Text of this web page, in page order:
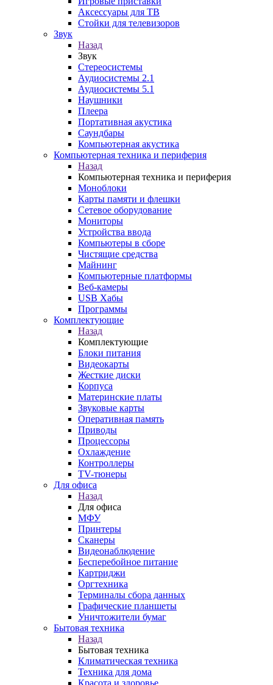
Аксессуары для ТВ
Стойки для телевизоров
Звук
Назад
Звук
Стереосистемы
Аудиосистемы 2.1
Аудиосистемы 5.1
Наушники
Плеера
Портативная акустика
Саундбары
Компьютерная акустика
Компьютерная техника и периферия
Назад
Компьютерная техника и периферия
Моноблоки
Карты памяти и флешки
Сетевое оборудование
Мониторы
Устройства ввода
Компьютеры в сборе
Чистящие средства
Майнинг
Компьютерные платформы
Веб-камеры
USB Хабы
Программы
Комплектующие
Назад
Комплектующие
Блоки питания
Видеокарты
Жесткие диски
Корпуса
Материнские платы
Звуковые карты
Оперативная память
Приводы
Процессоры
Охлаждение
Контроллеры
TV-тюнеры
Для офиса
Назад
Для офиса
МФУ
Принтеры
Сканеры
Видеонаблюдение
Бесперебойное питание
Картриджи
Оргтехника
Терминалы сбора данных
Графические планшеты
Уничтожители бумаг
Бытовая техника
Назад
Бытовая техника
Климатическая техника
Техника для дома
Красота и здоровье